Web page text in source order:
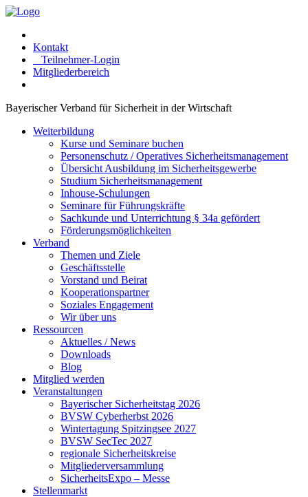
Kontakt
Teilnehmer-Login
Mitgliederbereich
Bayerischer Verband für Sicherheit in der Wirtschaft
Weiterbildung
Kurse und Seminare buchen
Personenschutz / Operatives Sicherheitsmanagement
Übersicht Ausbildung im Sicherheitsgewerbe
Studium Sicherheitsmanagement
Inhouse-Schulungen
Seminare für Führungskräfte
Sachkunde und Unterrichtung § 34a gefördert
Förderungsmöglichkeiten
Verband
Themen und Ziele
Geschäftsstelle
Vorstand und Beirat
Kooperationspartner
Soziales Engagement
Wir über uns
Ressourcen
Aktuelles / News
Downloads
Blog
Mitglied werden
Veranstaltungen
Bayerischer Sicherheitstag 2026
BVSW Cyberherbst 2026
Wintertagung Spitzingsee 2027
BVSW SecTec 2027
regionale Sicherheitskreise
Mitgliederversammlung
SicherheitsExpo – Messe
Stellenmarkt